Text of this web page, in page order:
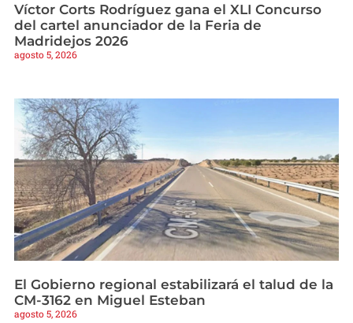
Víctor Corts Rodríguez gana el XLI Concurso
del cartel anunciador de la Feria de
Madridejos 2026
agosto 5, 2026
El Gobierno regional estabilizará el talud de la
CM-3162 en Miguel Esteban
agosto 5, 2026